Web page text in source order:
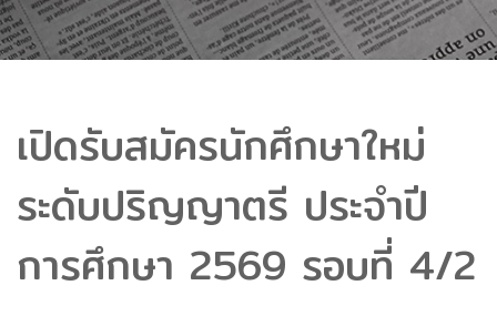
เปิดรับสมัครนักศึกษาใหม่
ระดับปริญญาตรี ประจำปี
การศึกษา 2569 รอบที่ 4/2